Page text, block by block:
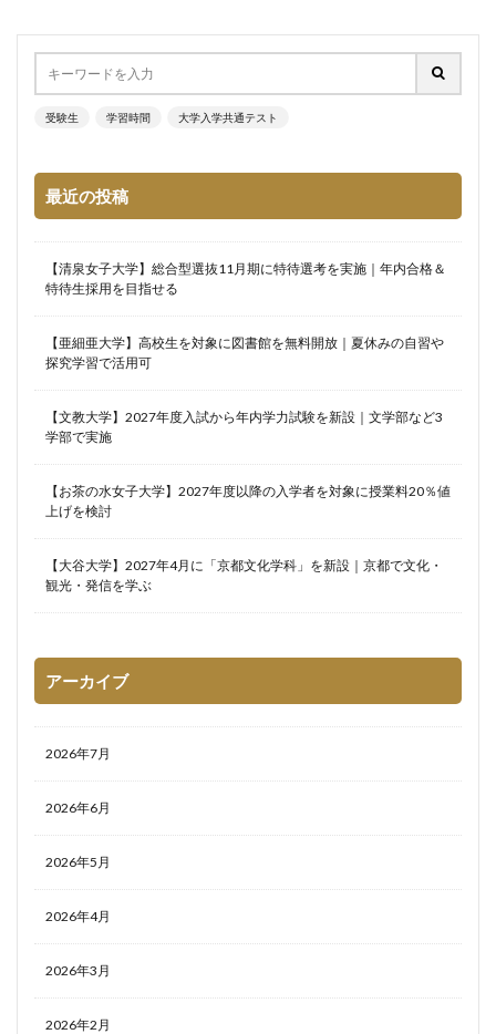
受験生 学習時間 大学入学共通テスト
最近の投稿
【清泉女子大学】総合型選抜11月期に特待選考を実施｜年内合格＆
特待生採用を目指せる
【亜細亜大学】高校生を対象に図書館を無料開放｜夏休みの自習や
探究学習で活用可
【文教大学】2027年度入試から年内学力試験を新設｜文学部など3
学部で実施
【お茶の水女子大学】2027年度以降の入学者を対象に授業料20％値
上げを検討
【大谷大学】2027年4月に「京都文化学科」を新設｜京都で文化・
観光・発信を学ぶ
アーカイブ
2026年7月
2026年6月
2026年5月
2026年4月
2026年3月
2026年2月